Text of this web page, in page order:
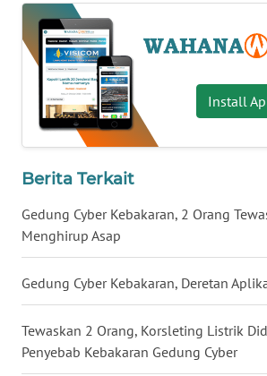
Install
Berita Terkait
Gedung Cyber Kebakaran, 2 Orang
Menghirup Asap
Gedung Cyber Kebakaran, Deretan
Tewaskan 2 Orang, Korsleting Listrik
Penyebab Kebakaran Gedung Cyber
WN
SERAMBI
WN
JAMBI
SULTRA
NTB
WN
WN